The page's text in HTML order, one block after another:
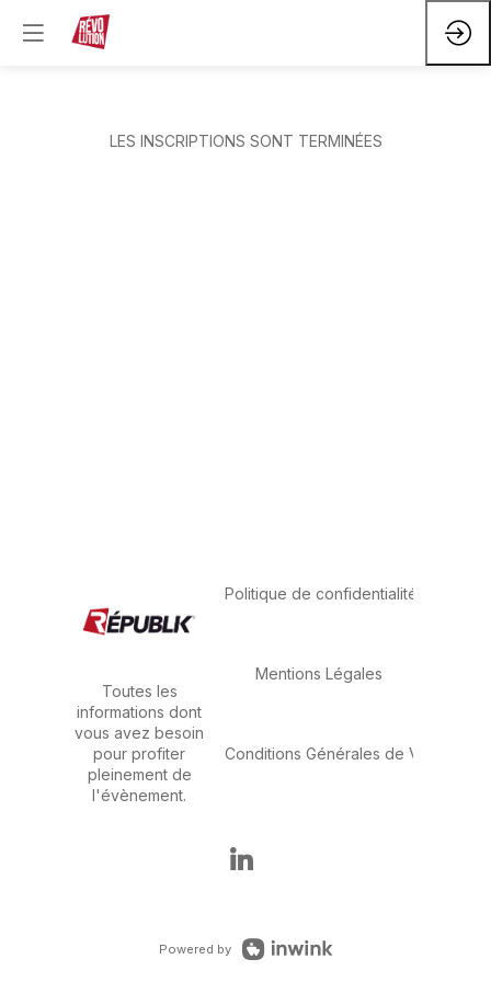
LES INSCRIPTIONS SONT TERMINÉES
Toutes les
informations dont
vous avez besoin
pour profiter
pleinement de
l'évènement.
Politique de confidentialité
Mentions Légales
Conditions Générales de Vente
Powered by